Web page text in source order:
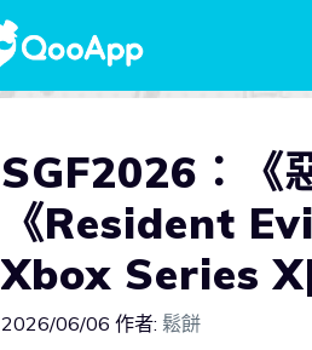
SGF2026：《
《Resident
Xbox Series
2026/06/06 作者: 鬆餅